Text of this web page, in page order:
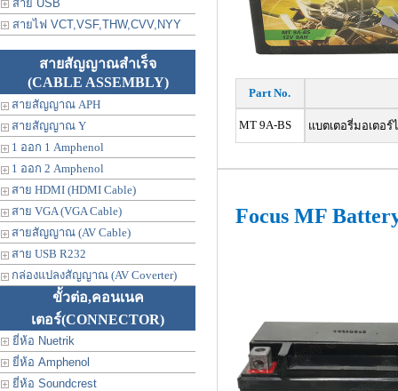
สาย USB
สายไฟ VCT,VSF,THW,CVV,NYY
สายสัญญาณสำเร็จ
(CABLE ASSEMBLY)
สายสัญญาณ APH
สายสัญญาณ Y
1 ออก 1 Amphenol
1 ออก 2 Amphenol
สาย HDMI (HDMI Cable)
สาย VGA (VGA Cable)
สายสัญญาณ (AV Cable)
สาย USB R232
กล่องแปลงสัญญาณ (AV Coverter)
ขั้วต่อ,คอนเนค
เตอร์(CONNECTOR)
ยี่ห้อ Nuetrik
ยี่ห้อ Amphenol
ยี่ห้อ Soundcrest
Part No.
MT 9A-BS แบตเตอรี่มอเตอร์
Focus MF